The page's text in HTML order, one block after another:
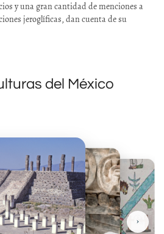
y una gran cantidad de menciones a
jeroglíficas, dan cuenta de su
del México
›